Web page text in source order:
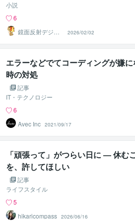
小説
6
鏡面反射デジタ
ルアート製作所
（鈴木穣）
2026/02/02
エラーなどでてコーディングが嫌
時の対処
記事
IT・テクノロジー
6
Avec Inc 2021/09/17
「頑張って」がつらい日に ― 休む
を、許してほしい
記事
ライフスタイル
5
hikaricompass 2026/06/16